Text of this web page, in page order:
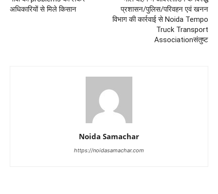
अधिकारियों से मिले किसान
प्रशासन/पुलिस/परिवहन एवं खनन
विभाग की कार्रवाई से Noida Tempo
Truck Transport
Associationसंतुष्ट
Noida Samachar
https://noidasamachar.com